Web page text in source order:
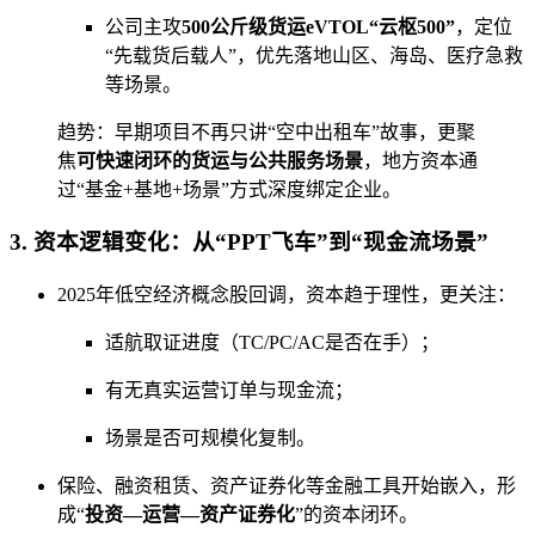
公司主攻500公斤级货运eVTOL“云枢500”，定位
“先载货后载人”，优先落地山区、海岛、医疗急救
等场景。
趋势：早期项目不再只讲“空中出租车”故事，更聚
焦可快速闭环的货运与公共服务场景，地方资本通
过“基金+基地+场景”方式深度绑定企业。
3. 资本逻辑变化：从“PPT飞车”到“现金流场景”
2025年低空经济概念股回调，资本趋于理性，更关注：
适航取证进度（TC/PC/AC是否在手）；
有无真实运营订单与现金流；
场景是否可规模化复制。
保险、融资租赁、资产证券化等金融工具开始嵌入，形
成“投资—运营—资产证券化”的资本闭环。